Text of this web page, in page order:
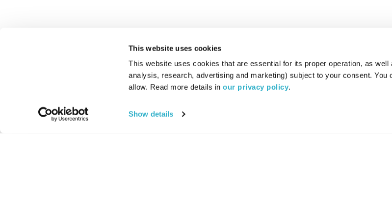
This website uses cookies
This website uses cookies that are essential for its proper operation, as
analysis, research, advertising and marketing) subject to your consent. You
allow. Read more details in our privacy policy.
Show details